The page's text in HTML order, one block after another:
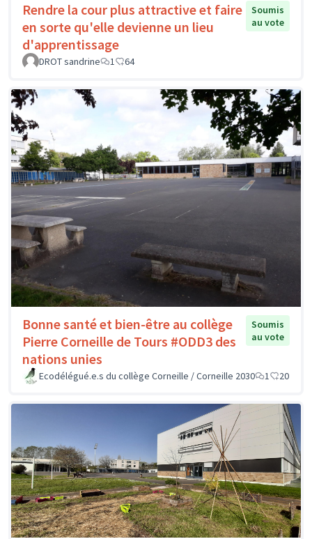
Rendre la cour plus attractive et faire
en sorte qu'elle devienne un lieu
d'apprentissage
Soumis
au vote
DROT sandrine 1 64
Bonne santé et bien-être au collège
Pierre Corneille de Tours #ODD3 des
nations unies
Soumis
au vote
Ecodélégué.e.s du collège Corneille / Corneille 2030 1 20